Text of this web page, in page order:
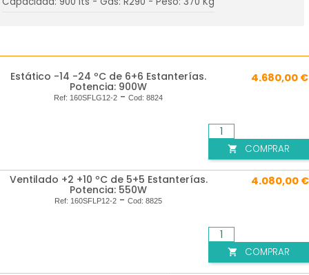
Estático -14 -24 ºC de 6+6 Estanterías.
Potencia: 900W
Ref: 160SFLG12-2 - Cod: 8824
4.680,00 €
 COMPRAR
Ventilado +2 +10 ºC de 5+5 Estanterías.
Potencia: 550W
Ref: 160SFLP12-2 - Cod: 8825
4.080,00 €
 COMPRAR